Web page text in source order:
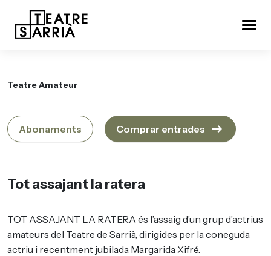
Teatre Amateur
Abonaments Comprar entrades arrow_right_alt
Tot assajant la ratera
TOT ASSAJANT LA RATERA és l’assaig d’un grup d’actrius
amateurs del Teatre de Sarrià, dirigides per la coneguda
actriu i recentment jubilada Margarida Xifré.